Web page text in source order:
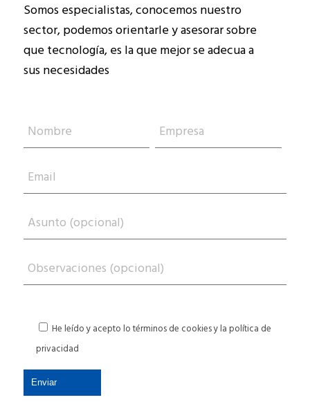
Somos especialistas, conocemos nuestro
sector, podemos orientarle y asesorar sobre
que tecnología, es la que mejor se adecua a
sus necesidades
He leído y acepto lo términos de cookies y lapolítica de
privacidad